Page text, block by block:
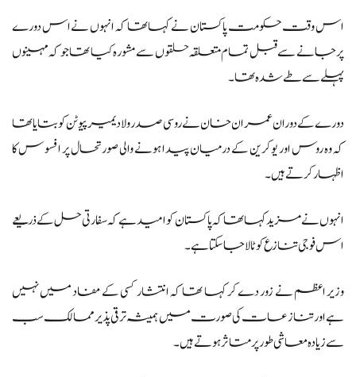
اس وقت حکومت پاکستان نے کہا تھا کہ انہوں نے اس دورے
پر جانے سے قبل تمام متعلقہ حلقوں سے مشورہ کیا تھا جو کہ مہینوں
پہلے سے طے شدہ تھا۔
دورے کے دوران عمران خان نے روسی صدر ولادیمیر پیوٹن کو بتایا تھا
کہ وہ روس اور یوکرین کے درمیان پیدا ہونے والی صورتحال پر افسوس کا
اظہار کرتے ہیں۔
انہوں نے مزید کہا تھا کہ پاکستان کو امید ہے کہ سفارتی حل کے ذریعے
اس فوجی تنازع کو ٹالا جاسکتا ہے۔
وزیر اعظم نے زور دے کر کہا تھا کہ انتشار کسی کے مفاد میں نہیں
ہے اور تنازعات کی صورت میں ہمیشہ ترقی پذیر ممالک سب
سے زیادہ معاشی طور پر متاثر ہوتے ہیں۔